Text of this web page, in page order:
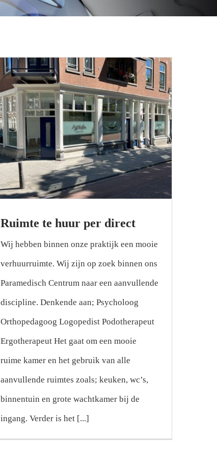
Ruimte te huur per direct
Wij hebben binnen onze praktijk een mooie
verhuurruimte. Wij zijn op zoek binnen ons
Paramedisch Centrum naar een aanvullende
discipline. Denkende aan; Psycholoog
Orthopedagoog Logopedist Podotherapeut
Ergotherapeut Het gaat om een mooie
ruime kamer en het gebruik van alle
aanvullende ruimtes zoals; keuken, wc’s,
binnentuin en grote wachtkamer bij de
ingang. Verder is het [...]